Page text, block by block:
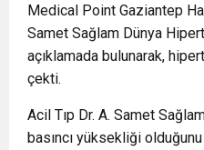
Medical Point Gaziantep
Samet Sağlam Dünya
açıklamada bulunarak,
çekti.
Acil Tıp Dr. A. Samet
basıncı yüksekliği